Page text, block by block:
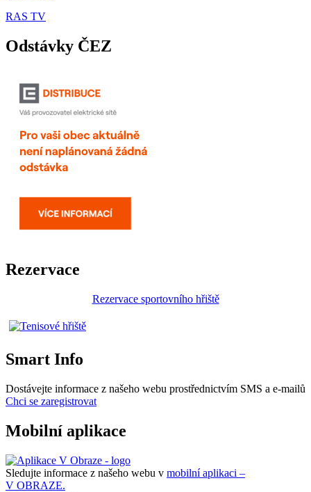
RAS TV
Odstávky ČEZ
Rezervace
Rezervace sportovního hřiště
Smart Info
Dostávejte informace z našeho webu prostřednictvím SMS a e-mailů
Chci se zaregistrovat
Mobilní aplikace
Sledujte informace z našeho webu v mobilní aplikaci –
V OBRAZE.